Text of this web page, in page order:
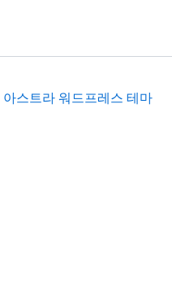
아스트라 워드프레스 테마